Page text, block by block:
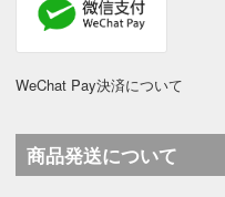
WeChat Pay決済について
商品発送について